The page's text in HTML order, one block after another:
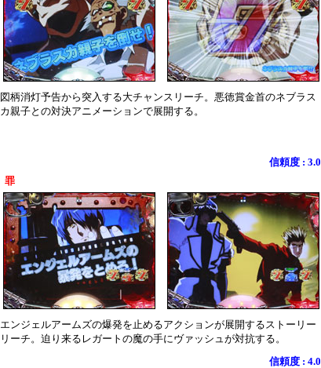
図柄消灯予告から突入する大チャンスリーチ。悪徳賞金首のネブラス
カ親子との対決アニメーションで展開する。
信頼度 : 3.0
罪
エンジェルアームズの爆発を止めるアクションが展開するストーリー
リーチ。迫り来るレガートの魔の手にヴァッシュが対抗する。
信頼度 : 4.0